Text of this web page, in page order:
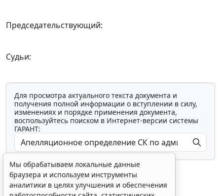
Председательствующий:
Судьи:
Для просмотра актуального текста документа и
получения полной информации о вступлении в силу,
изменениях и порядке применения документа,
воспользуйтесь поиском в Интернет-версии системы
ГАРАНТ:
Мы обрабатываем локальные данные
браузера и используем инструменты
аналитики в целях улучшения и обеспечения